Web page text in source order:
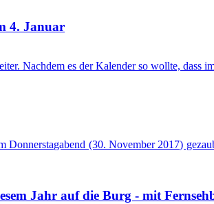
4. Januar
Nachdem es der Kalender so wollte,
(30. November 2017)
Jahr auf die Burg - mit